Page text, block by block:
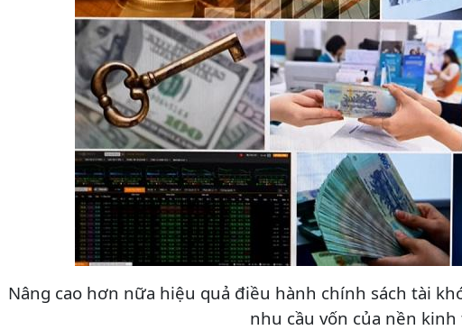
Nâng cao hơn nữa hiệu quả điều hành chính sách tài
nhu cầu vốn của nền kinh